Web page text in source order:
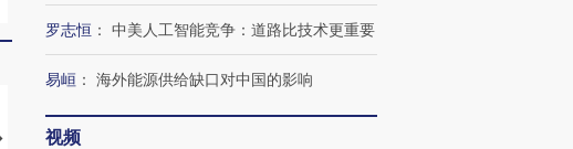
飞地休达
4000人
米
【推广】走进第四届链博
罗志恒 ： 中美人工智能竞争：道路比技术更重要
易峘 ： 海外能源供给缺口对中国的影响
视频